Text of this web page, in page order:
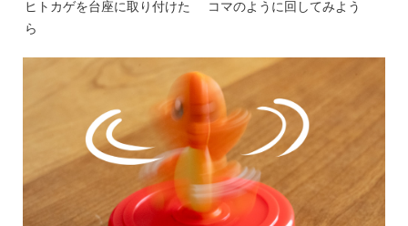
ヒトカゲを台座に取り付けた
ら
コマのように回してみよう